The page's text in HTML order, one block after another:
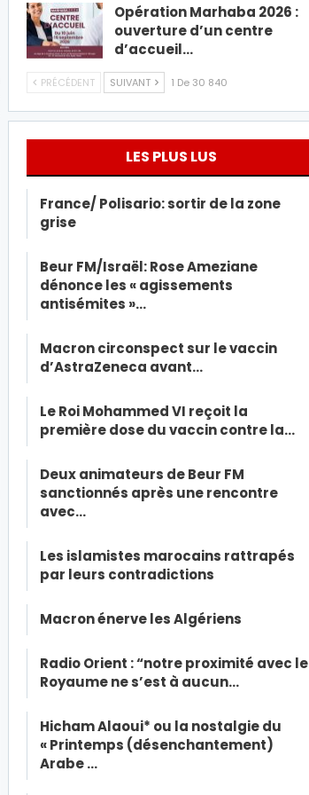
Opération Marhaba 2026 :
ouverture d’un centre
d’accueil…
PRÉCÉDENT SUIVANT 1 De 30 840
LES PLUS LUS
France/ Polisario: sortir de la zone
grise
Beur FM/Israël: Rose Ameziane
dénonce les « agissements
antisémites »…
Macron circonspect sur le vaccin
d’AstraZeneca avant…
Le Roi Mohammed VI reçoit la
première dose du vaccin contre la…
Deux animateurs de Beur FM
sanctionnés après une rencontre
avec…
Les islamistes marocains rattrapés
par leurs contradictions
Macron énerve les Algériens
Radio Orient : “notre proximité avec le
Royaume ne s’est à aucun…
Hicham Alaoui* ou la nostalgie du
« Printemps (désenchantement)
Arabe …